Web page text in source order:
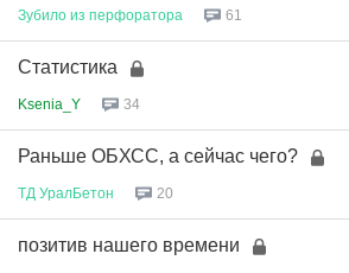
Зубило из перфоратора 61
Статистика
Ksenia_Y 34
Раньше ОБХСС, а сейчас чего?
ТД УралБетон 20
позитив нашего времени